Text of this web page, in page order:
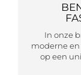
In onze
moderne
op een